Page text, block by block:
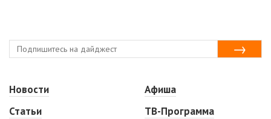
Новости
Статьи
Афиша
ТВ-Программа